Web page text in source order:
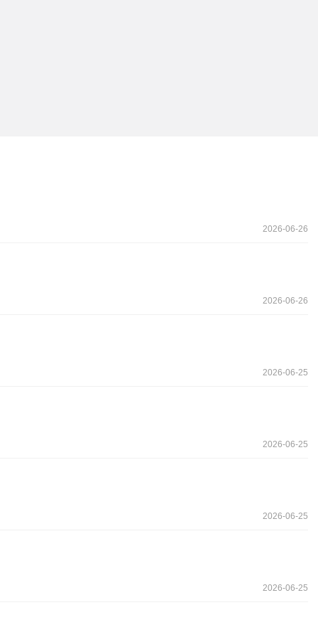
2026-06-26
2026-06-26
2026-06-25
2026-06-25
2026-06-25
2026-06-25